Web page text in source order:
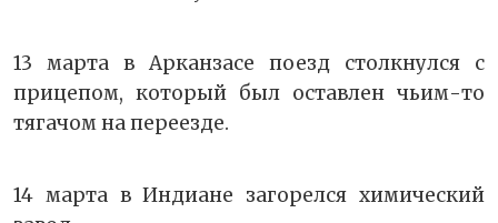
13 марта в Арканзасе поезд столкнулся с
прицепом, который был оставлен чьим-то
тягачом на переезде.
14 марта в Индиане загорелся химический